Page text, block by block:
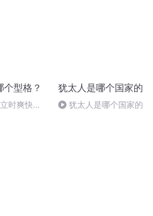
型格？
时爽快，
犹太人是哪个国家的
犹太人是哪个国家的